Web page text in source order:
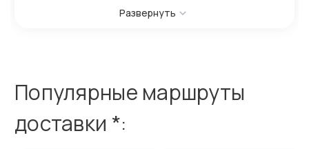
Развернуть
Популярные маршруты
доставки *: